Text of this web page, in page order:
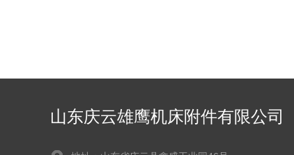
山东庆云雄鹰机床附件有限公司